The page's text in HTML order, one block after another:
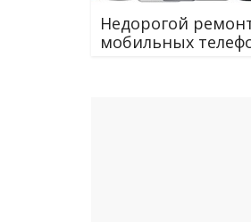
Недорогой
мобильных